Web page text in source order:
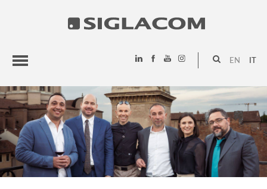
EN
HIGHLIGHTS
PROGETTI
SIGLACOM